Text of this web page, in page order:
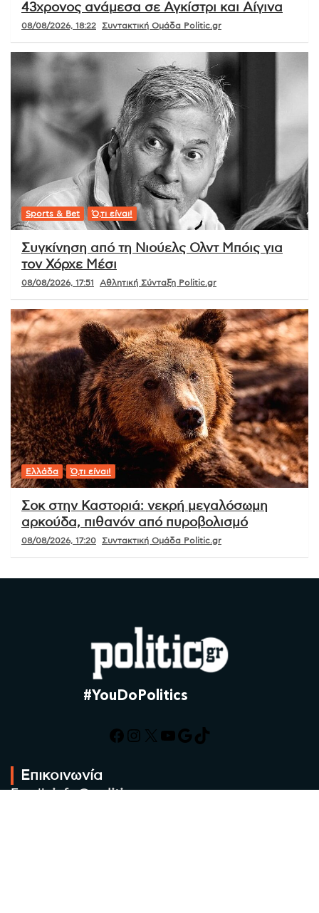
43χρονος ανάμεσα σε Αγκίστρι και Αίγινα
08/08/2026, 18:22 Συντακτική Ομάδα Politic.gr
Sports & Bet Ό,τι είναι!
Συγκίνηση από τη Νιούελς Ολντ Μπόις για
τον Χόρχε Μέσι
08/08/2026, 17:51 Αθλητική Σύνταξη Politic.gr
Ελλάδα Ό,τι είναι!
Σοκ στην Καστοριά: νεκρή μεγαλόσωμη
αρκούδα, πιθανόν από πυροβολισμό
08/08/2026, 17:20 Συντακτική Ομάδα Politic.gr
#YouDoPolitics
Facebook
Instagram
X YouTube
Google
TikTok
Επικοινωνία
Email: